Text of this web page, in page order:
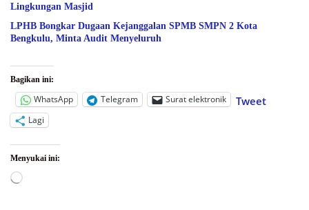
Lingkungan Masjid
LPHB Bongkar Dugaan Kejanggalan SPMB SMPN 2 Kota
Bengkulu, Minta Audit Menyeluruh
Bagikan ini:
WhatsApp Telegram Surat elektronik Tweet
Lagi
Menyukai ini:
Memuat...